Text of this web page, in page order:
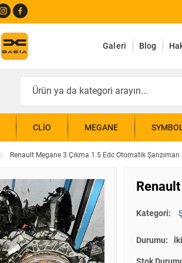
Galeri Blog
CLIO MEGANE SYMBOL
Renault Megane 3 Çıkma 1.5 Edc Otomatik Şanzıman
Kategori:
Durumu: